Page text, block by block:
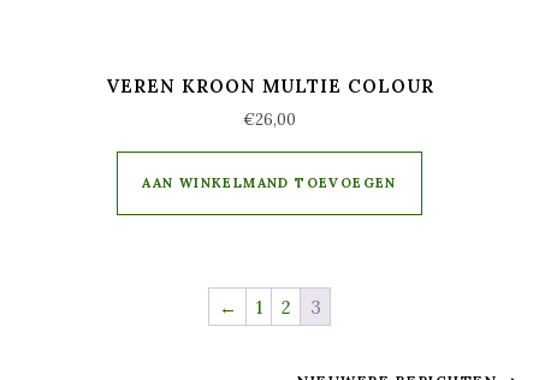
VEREN KROON MULTIE COLOUR
€26,00
AAN WINKELMAND TOEVOEGEN
← 1 2 3